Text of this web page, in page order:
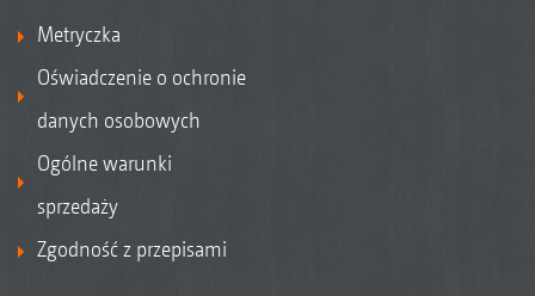
Metryczka
Oświadczenie o ochronie
danych osobowych
Ogólne warunki
sprzedaży
Zgodność z przepisami